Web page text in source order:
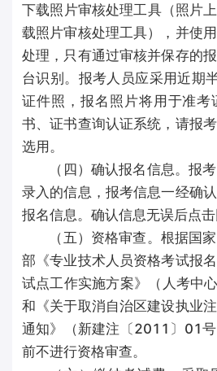
下载照片审核处理工具（照片
载照片审核处理工具），并使
处理，只有通过审核并保存的
台识别。报考人员应采用近期
证件照，报名照片将用于准考
书、证书查询认证系统，请报
选用。
（四）确认报名信息。报
录入的信息，报考信息一经确
报名信息。确认信息无误后点击
（五）资格审查。根据国
部《专业技术人员资格考试报
试点工作实施方案》（人考中
和《关于取消自治区建设执业
通知》（新建注〔2011〕01
前不进行资格审查。